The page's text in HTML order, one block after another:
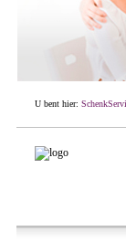
U bent hier: